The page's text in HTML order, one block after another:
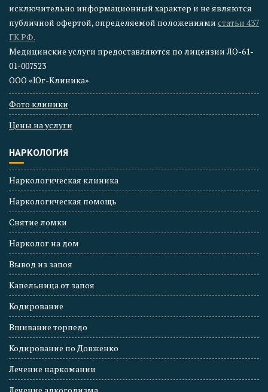
исключительно информационный характер и не являются
публичной офертой, определяемой положениями статьи 437
ГК РФ.
Медицинские услуги предоставляются по лицензии ЛО-61-
01-007523
ООО «Юг-Клиника»
Фото клиники
Цены на услуги
НАРКОЛОГИЯ
Наркологическая клиника
Наркологическая помощь
Снятие ломки
Нарколог на дом
Вывод из запоя
Капельница от запоя
Кодирование
Вшивание торпедо
Кодирование по Довженко
Лечение наркомании
Лечение алкоголизма